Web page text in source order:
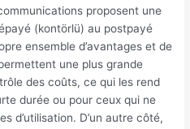
proposent une
(kontörlü) au postpayé
ensemble d’avantages et de
une plus grande
des coûts, ce qui les rend
durée ou pour ceux qui ne
d’utilisation. D’un autre côté,